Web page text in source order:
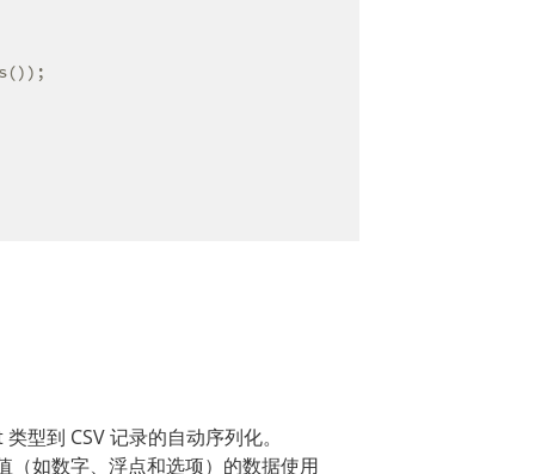
型到 CSV 记录的自动序列化。
（如数字、浮点和选项）的数据使用